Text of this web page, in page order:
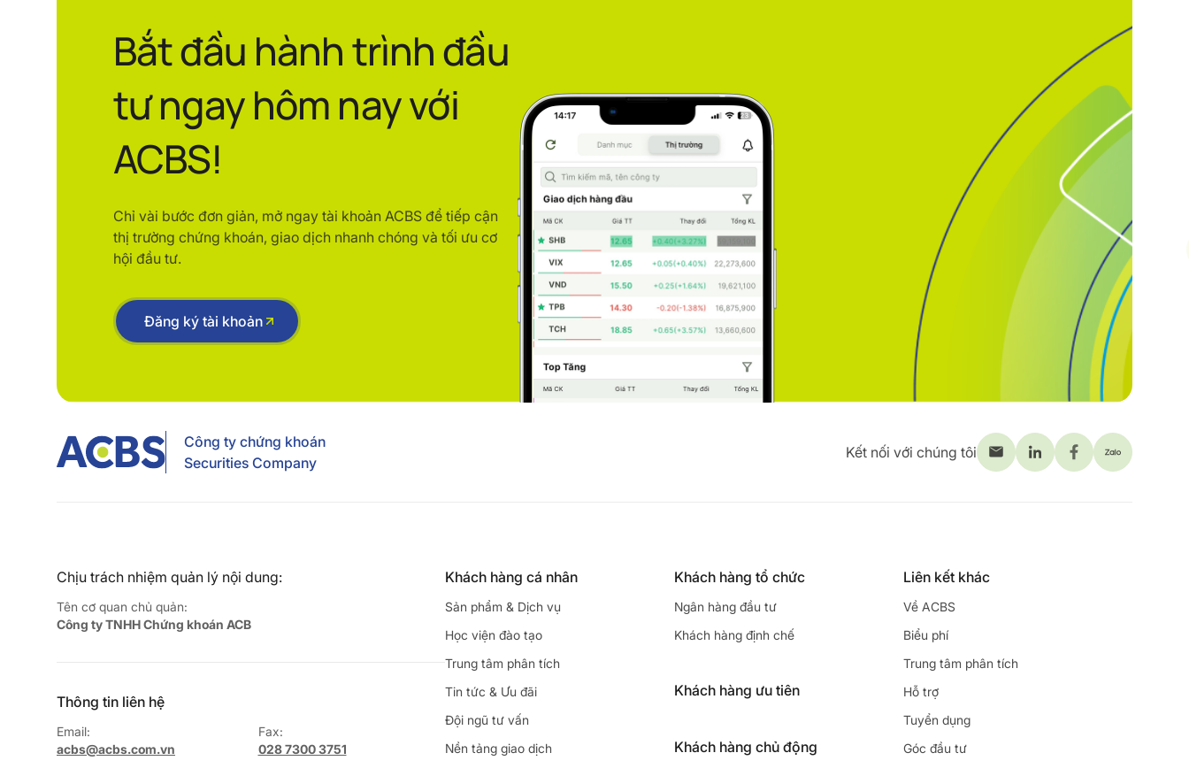
Bắt đầu hành trình đầu
tư ngay hôm nay với
ACBS!
Chỉ vài bước đơn giản, mở ngay tài khoản ACBS để tiếp cận
thị trường chứng khoán, giao dịch nhanh chóng và tối ưu cơ
hội đầu tư.
Đăng ký tài khoản
Công ty chứng khoán
Securities Company
Kết nối với chúng tôi
Chịu trách nhiệm quản lý nội dung:
Tên cơ quan chủ quản:
Công ty TNHH Chứng khoán ACB
Thông tin liên hệ
Email:
acbs@acbs.com.vn
Fax:
028 7300 3751
Khách hàng cá nhân
Sản phẩm & Dịch vụ
Học viện đào tạo
Trung tâm phân tích
Tin tức & Ưu đãi
Đội ngũ tư vấn
Nền tảng giao dịch
Khách hàng tổ chức
Ngân hàng đầu tư
Khách hàng định chế
Khách hàng ưu tiên
Khách hàng chủ động
Liên kết khác
Về ACBS
Biểu phí
Trung tâm phân tích
Hỗ trợ
Tuyển dụng
Góc đầu tư